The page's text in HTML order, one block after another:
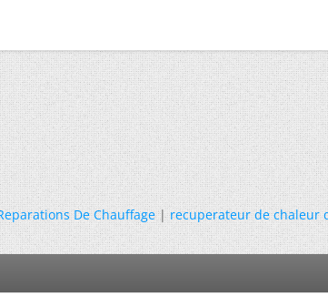
De Chauffage|recuperateur de chaleur